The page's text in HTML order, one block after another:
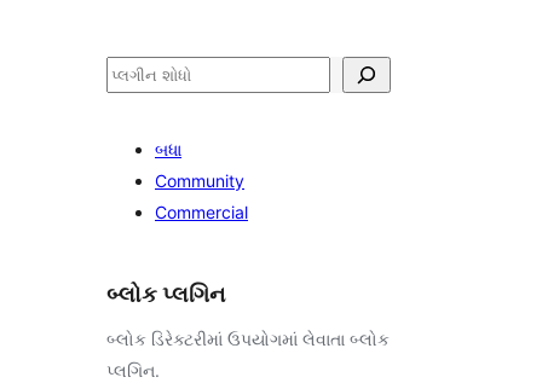
શોધો
બધા
Community
Commercial
બ્લોક પ્લગિન
બ્લોક ડિરેક્ટરીમાં ઉપયોગમાં લેવાતા બ્લોક
પ્લગિન.